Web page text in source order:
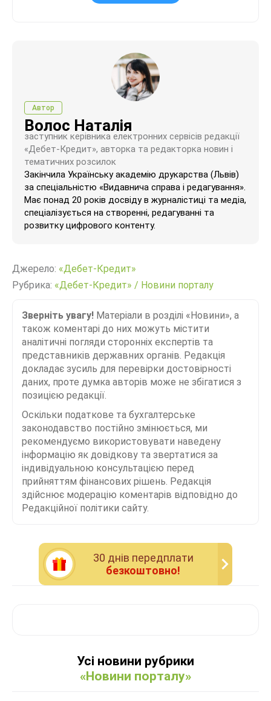
Автор
Волос Наталія
заступник керівника електронних сервісів редакції
«Дебет-Кредит», авторка та редакторка новин і
тематичних розсилок
Закінчила Українську академію друкарства (Львів)
за спеціальністю «Видавнича справа і редагування».
Має понад 20 років досвіду в журналістиці та медіа,
спеціалізується на створенні, редагуванні та
розвитку цифрового контенту.
Джерело: «Дебет-Кредит»
Рубрика: «Дебет-Кредит» / Новини порталу
Зверніть увагу! Матеріали в розділі «Новини», а
також коментарі до них можуть містити
аналітичні погляди сторонніх експертів та
представників державних органів. Редакція
докладає зусиль для перевірки достовірності
даних, проте думка авторів може не збігатися з
позицією редакції.
Оскільки податкове та бухгалтерське
законодавство постійно змінюється, ми
рекомендуємо використовувати наведену
інформацію як довідкову та звертатися за
індивідуальною консультацією перед
прийняттям фінансових рішень. Редакція
здійснює модерацію коментарів відповідно до
Редакційної політики сайту.
30 днiв передплати
безкоштовно!
Усі новини рубрики
«Новини порталу»